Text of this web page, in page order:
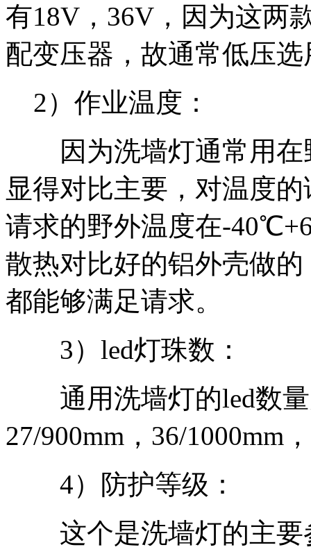
有18V，36V，因为这两
配变压器，故通常低压
2）作业温度：
因为洗墙灯通常用在
显得对比主要，对温度
请求的野外温度在-
散热对比好的铝外壳做
都能够满足请求。
3）led灯珠数：
通用洗墙灯的led数量
27/900mm，36/1000mm
4）防护等级：
这个是洗墙灯的主要